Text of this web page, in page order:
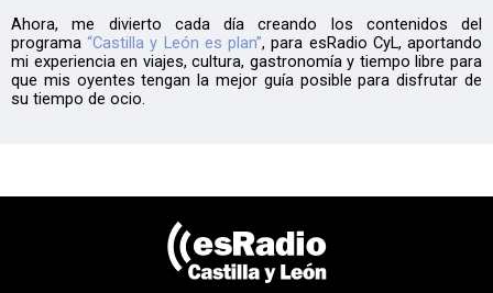
Ahora, me divierto cada día creando los contenidos del
programa“Castilla y León es plan”, para esRadio CyL, aportando
mi experiencia en viajes, cultura, gastronomía y tiempo libre para
que mis oyentes tengan la mejor guía posible para disfrutar de
su tiempo de ocio.